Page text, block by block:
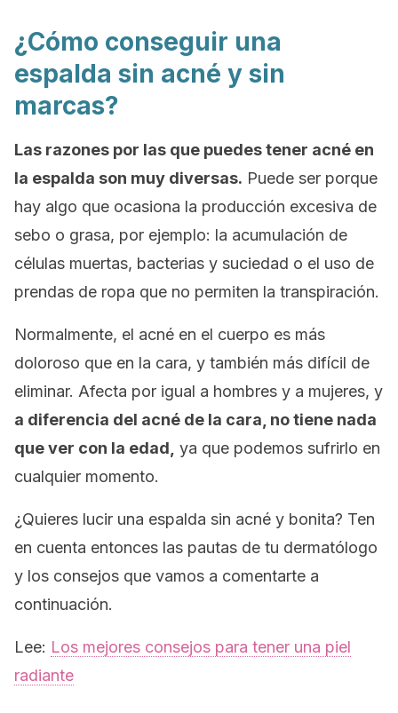
¿Cómo conseguir una
espalda sin acné y sin
marcas?
Las razones por las que puedes tener acné en
la espalda son muy diversas. Puede ser porque
hay algo que ocasiona la producción excesiva de
sebo o grasa, por ejemplo: la acumulación de
células muertas, bacterias y suciedad o el uso de
prendas de ropa que no permiten la transpiración.
Normalmente, el acné en el cuerpo es más
doloroso que en la cara, y también más difícil de
eliminar. Afecta por igual a hombres y a mujeres, y
a diferencia del acné de la cara, no tiene nada
que ver con la edad, ya que podemos sufrirlo en
cualquier momento.
¿Quieres lucir una espalda sin acné y bonita? Ten
en cuenta entonces las pautas de tu dermatólogo
y los consejos que vamos a comentarte a
continuación.
Lee: Los mejores consejos para tener una piel
radiante